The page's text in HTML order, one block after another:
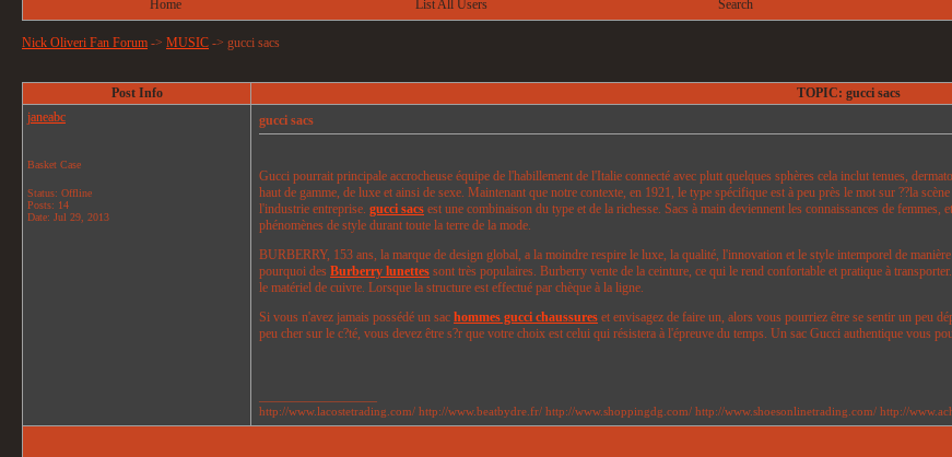
Home List All Users Search
Nick Oliveri Fan Forum -> MUSIC -> gucci sacs
Post Info
TOPIC: gucci sacs
janeabc
Basket Case
Status: Offline
Posts: 14
Date: Jul 29, 2013
gucci sacs
Gucci pourrait principale accrocheuse équipe de l'habillement de l'Italie connecté avec plutt quelques sphères cela inclut tenues,
haut de gamme, de luxe et ainsi de sexe. Maintenant que notre contexte, en 1921, le type spécifique est à peu près le mot sur ??la
l'industrie entreprise. gucci sacs est une combinaison du type et de la richesse. Sacs à main deviennent les connaissances de femmes,
phénomènes de style durant toute la terre de la mode.
BURBERRY, 153 ans, la marque de design global, a la moindre respire le luxe, la qualité, l'innovation et le style intemporel de
pourquoi des Burberry lunettes sont très populaires. Burberry vente de la ceinture, ce qui le rend confortable et pratique à
le matériel de cuivre. Lorsque la structure est effectué par chèque à la ligne.
Si vous n'avez jamais possédé un sac hommes gucci chaussures et envisagez de faire un, alors vous pourriez être se sentir un peu
peu cher sur le c?té, vous devez être s?r que votre choix est celui qui résistera à l'épreuve du temps. Un sac Gucci authentique vous
http://www.lacostetrading.com/ http://www.beatbydre.fr/ http://www.shoppingdg.com/ http://www.shoesonlinetrading.com/ http://